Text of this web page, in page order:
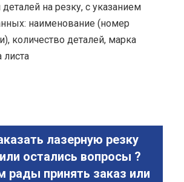
на резку, с указанием
наименование (номер
количество деталей, марка
листа
лазерную резку
остались вопросы ?
принять заказ или